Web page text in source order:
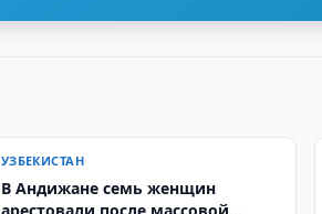
УЗБЕКИСТАН
В Андижане семь женщин